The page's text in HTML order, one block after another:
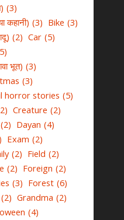
(3)
कहानी) (3) Bike (3)
(2) Car (5)
भूत) (3)
(3)
horror stories (5)
Creature (2)
(2) Dayan (4)
Exam (2)
(2) Field (2)
(2) Foreign (2)
(3) Forest (6)
(2) Grandma (2)
(4)